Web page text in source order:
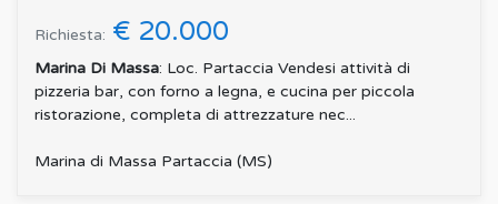
Richiesta: € 20.000
Marina Di Massa: Loc. Partaccia Vendesi attività di
pizzeria bar, con forno a legna, e cucina per piccola
ristorazione, completa di attrezzature nec...
Marina di Massa Partaccia (MS)